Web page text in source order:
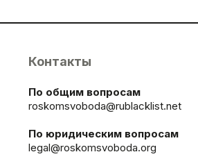
Контакты
По общим вопросам
roskomsvoboda@rublacklist.net
По юридическим вопросам
legal@roskomsvoboda.org